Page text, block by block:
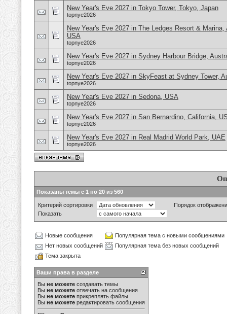
New Year's Eve 2027 in Tokyo Tower, Tokyo, Japan
topnye2026
New Year's Eve 2027 in The Ledges Resort &
USA
topnye2026
New Year's Eve 2027 in Sydney Harbour Bridge,
topnye2026
New Year's Eve 2027 in SkyFeast at Sydney Tower,
topnye2026
New Year's Eve 2027 in Sedona, USA
topnye2026
New Year's Eve 2027 in San Bernardino, California,
topnye2026
New Year's Eve 2027 in Real Madrid World Park, UAE
topnye2026
Показаны темы с 1 по 20 из 560
Критерий сортировки
Порядок
Показать
Новые сообщения
Популярная тема с новыми сообщениями
Нет новых сообщений
Популярная тема без новых сообщений
Тема закрыта
Ваши права в разделе
Вы не можете создавать темы
Вы не можете отвечать на сообщения
Вы не можете прикреплять файлы
Вы не можете редактировать сообщения